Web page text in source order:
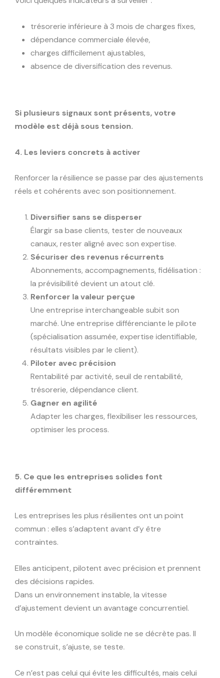
trésorerie inférieure à 3 mois de charges fixes,
dépendance commerciale élevée,
charges difficilement ajustables,
absence de diversification des revenus.
Si plusieurs signaux sont présents, votre
modèle est déjà sous tension.
4. Les leviers concrets à activer
Renforcer la résilience se passe par des ajustements
réels et cohérents avec son positionnement.
Diversifier sans se disperser
Élargir sa base clients, tester de nouveaux
canaux, rester aligné avec son expertise.
Sécuriser des revenus récurrents
Abonnements, accompagnements, fidélisation :
la prévisibilité devient un atout clé.
Renforcer la valeur perçue
Une entreprise interchangeable subit son
marché. Une entreprise différenciante le pilote
(spécialisation assumée, expertise identifiable,
résultats visibles par le client).
Piloter avec précision
Rentabilité par activité, seuil de rentabilité,
trésorerie, dépendance client.
Gagner en agilité
Adapter les charges, flexibiliser les ressources,
optimiser les process.
5. Ce que les entreprises solides font
différemment
Les entreprises les plus résilientes ont un point
commun : elles s’adaptent avant d’y être
contraintes.
Elles anticipent, pilotent avec précision et prennent
des décisions rapides.
Dans un environnement instable, la vitesse
d’ajustement devient un avantage concurrentiel.
Un modèle économique solide ne se décrète pas. Il
se construit, s’ajuste, se teste.
Ce n’est pas celui qui évite les difficultés, mais celui